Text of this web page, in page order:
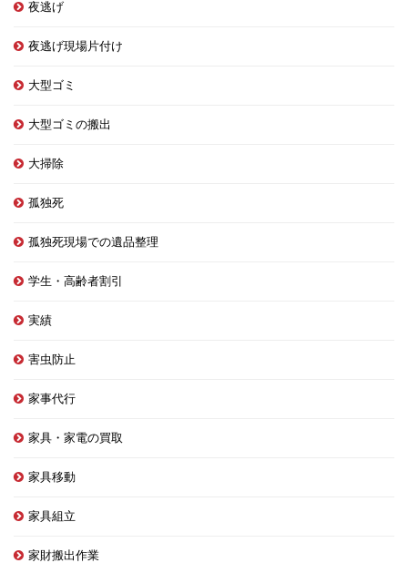
夜逃げ
夜逃げ現場片付け
大型ゴミ
大型ゴミの搬出
大掃除
孤独死
孤独死現場での遺品整理
学生・高齢者割引
実績
害虫防止
家事代行
家具・家電の買取
家具移動
家具組立
家財搬出作業